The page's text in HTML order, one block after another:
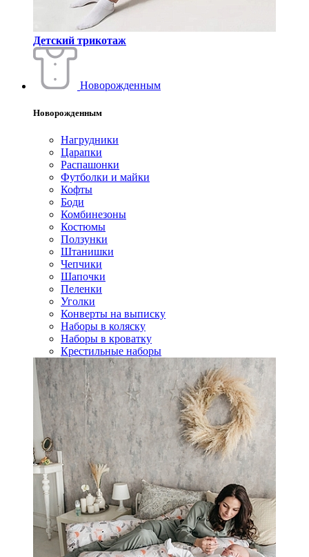
Детский трикотаж
Новорожденным
Новорожденным
Нагрудники
Царапки
Распашонки
Футболки и майки
Кофты
Боди
Комбинезоны
Костюмы
Ползунки
Штанишки
Чепчики
Шапочки
Пеленки
Уголки
Конверты на выписку
Наборы в коляску
Наборы в кроватку
Крестильные наборы